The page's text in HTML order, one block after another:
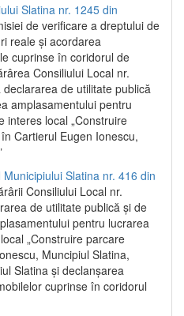
Slatina nr. 1245 din
de verificare a dreptului de
reale și acordarea
cuprinse în coridorul de
Consiliului Local nr.
de utilitate publică
amplasamentului pentru
interes local „Construire
Cartierul Eugen Ionescu,
Slatina nr. 416 din
Consiliului Local nr.
de utilitate publică și de
pentru lucrarea
„Construire parcare
Muncipiul Slatina,
Slatina și declanșarea
cuprinse în coridorul